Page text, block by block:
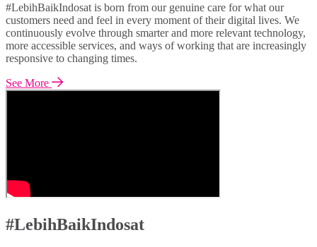
#LebihBaikIndosat is born from our genuine care for what our
customers need and feel in every moment of their digital lives. We
continuously evolve through smarter and more relevant technology,
more accessible services, and ways of working that are increasingly
responsive to changing times.
See More
#LebihBaikIndosat